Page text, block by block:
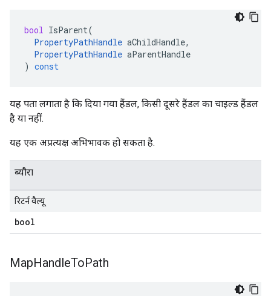
bool IsParent(
PropertyPathHandle aChildHandle,
PropertyPathHandle aParentHandle
) const
यह पता लगाता है कि दिया गया हैंडल, किसी दूसरे हैंडल का चाइल्ड हैंडल
है या नहीं.
यह एक अप्रत्यक्ष अभिभावक हो सकता है.
ब्यौरा
रिटर्न वैल्यू
bool
MapHandleToPath